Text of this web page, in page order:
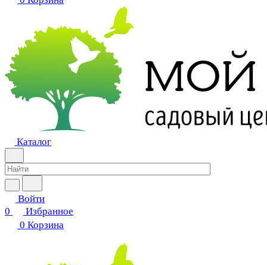
Каталог
Войти
0
Избранное
0 Корзина